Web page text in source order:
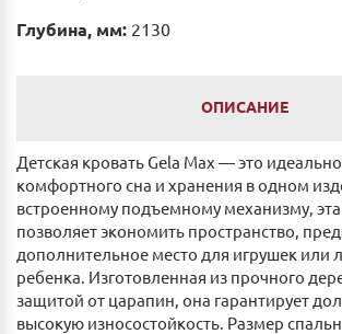
Глубина, мм: 2130
ОПИСАНИЕ
Детская кровать Gela Max — это
комфортного сна и хранения в одном
встроенному подъемному механизму,
позволяет экономить пространство,
дополнительное место для игрушек или
ребенка. Изготовленная из прочного
защитой от царапин, она гарантирует
высокую износостойкость. Размер